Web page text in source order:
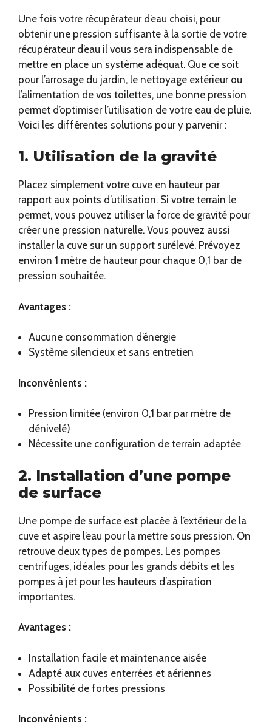
Une fois votre récupérateur d’eau choisi, pour
obtenir une pression suffisante à la sortie de votre
récupérateur d’eau il vous sera indispensable de
mettre en place un système adéquat. Que ce soit
pour l’arrosage du jardin, le nettoyage extérieur ou
l’alimentation de vos toilettes, une bonne pression
permet d’optimiser l’utilisation de votre eau de pluie.
Voici les différentes solutions pour y parvenir :
1. Utilisation de la gravité
Placez simplement votre cuve en hauteur par
rapport aux points d’utilisation. Si votre terrain le
permet, vous pouvez utiliser la force de gravité pour
créer une pression naturelle. Vous pouvez aussi
installer la cuve sur un support surélevé. Prévoyez
environ 1 mètre de hauteur pour chaque 0,1 bar de
pression souhaitée.
Avantages :
Aucune consommation d’énergie
Système silencieux et sans entretien
Inconvénients :
Pression limitée (environ 0,1 bar par mètre de
dénivelé)
Nécessite une configuration de terrain adaptée
2. Installation d’une pompe
de surface
Une pompe de surface est placée à l’extérieur de la
cuve et aspire l’eau pour la mettre sous pression. On
retrouve deux types de pompes. Les pompes
centrifuges, idéales pour les grands débits et les
pompes à jet pour les hauteurs d’aspiration
importantes.
Avantages :
Installation facile et maintenance aisée
Adapté aux cuves enterrées et aériennes
Possibilité de fortes pressions
Inconvénients :